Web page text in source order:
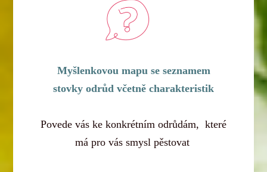
Myšlenkovou mapu se seznamem
stovky odrůd včetně charakteristik
Povede vás ke konkrétním odrůdám, které
má pro vás smysl pěstovat